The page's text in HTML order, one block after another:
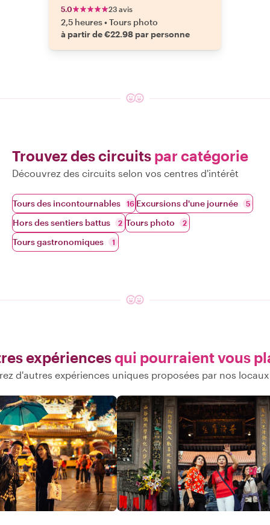
5.0 23 avis
2,5 heures•Tours photo
à partir de €22.98 par personne
Trouvez des circuits par catégorie
Découvrez des circuits selon vos centres d'intérêt
Tours des incontournables 16 Excursions d'une journée 5
Hors des sentiers battus 2 Tours photo 2
Tours gastronomiques 1
expériencesqui pourraient vous
d'autres expériences uniques proposées par nos locaux